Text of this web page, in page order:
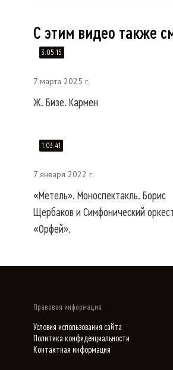
С этим видео также
3:05:15
7 марта 2025 г.
Ж. Бизе. Кармен
1:03:41
7 января 2022 г.
«Метель». Моноспектакль. Борис
Щербаков и Симфонический
«Орфей».
Правовая информация
Условия использования сайта
Политика конфиденциальности
Контактная информация